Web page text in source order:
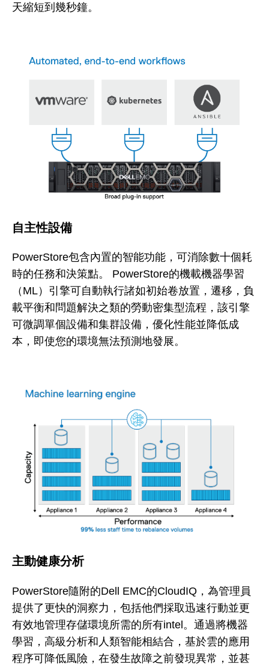
天縮短到幾秒鐘。
自主性設備
PowerStore包含內置的智能功能，可消除數十個耗
時的任務和決策點。 PowerStore的機載機器學習
（ML）引擎可自動執行諸如初始卷放置，遷移，負
載平衡和問題解決之類的勞動密集型流程，該引擎
可微調單個設備和集群設備，優化性能並降低成
本，即使您的環境無法預測地發展。
主動健康分析
PowerStore隨附的Dell EMC的CloudIQ，為管理員
提供了更快的洞察力，包括他們採取迅速行動並更
有效地管理存儲環境所需的所有intel。通過將機器
學習，高級分析和人類智能相結合，基於雲的應用
程序可降低風險，在發生故障之前發現異常，並甚